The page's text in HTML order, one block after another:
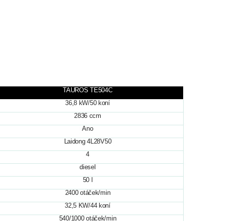
TAUROS TE504C
36,8 kW/50 koní
2836 ccm
Ano
Laidong 4L28V50
4
diesel
50 l
2400 otáček/min
32,5 KW/44 koní
540/1000 otáček/min